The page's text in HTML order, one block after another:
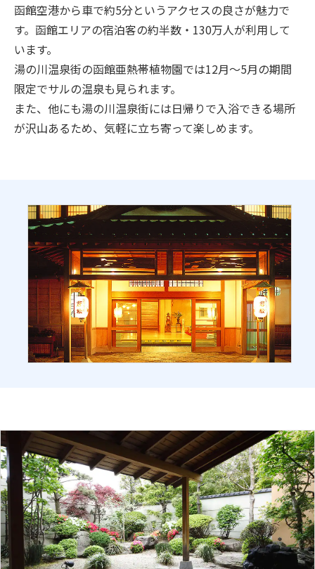
函館空港から車で約5分というアクセスの良さが魅力で
す。函館エリアの宿泊客の約半数・130万人が利用して
います。
湯の川温泉街の函館亜熱帯植物園では12月～5月の期間
限定でサルの温泉も見られます。
また、他にも湯の川温泉街には日帰りで入浴できる場所
が沢山あるため、気軽に立ち寄って楽しめます。